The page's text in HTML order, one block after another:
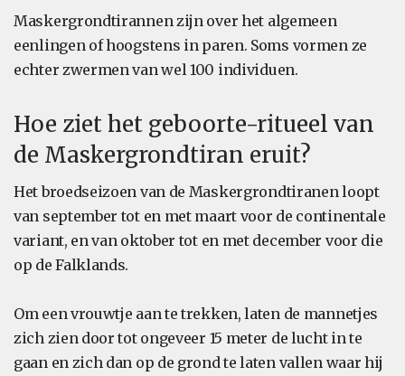
Maskergrondtirannen zijn over het algemeen
eenlingen of hoogstens in paren. Soms vormen ze
echter zwermen van wel 100 individuen.
Hoe ziet het geboorte-ritueel van
de Maskergrondtiran eruit?
Het broedseizoen van de Maskergrondtiranen loopt
van september tot en met maart voor de continentale
variant, en van oktober tot en met december voor die
op de Falklands.
Om een vrouwtje aan te trekken, laten de mannetjes
zich zien door tot ongeveer 15 meter de lucht in te
gaan en zich dan op de grond te laten vallen waar hij